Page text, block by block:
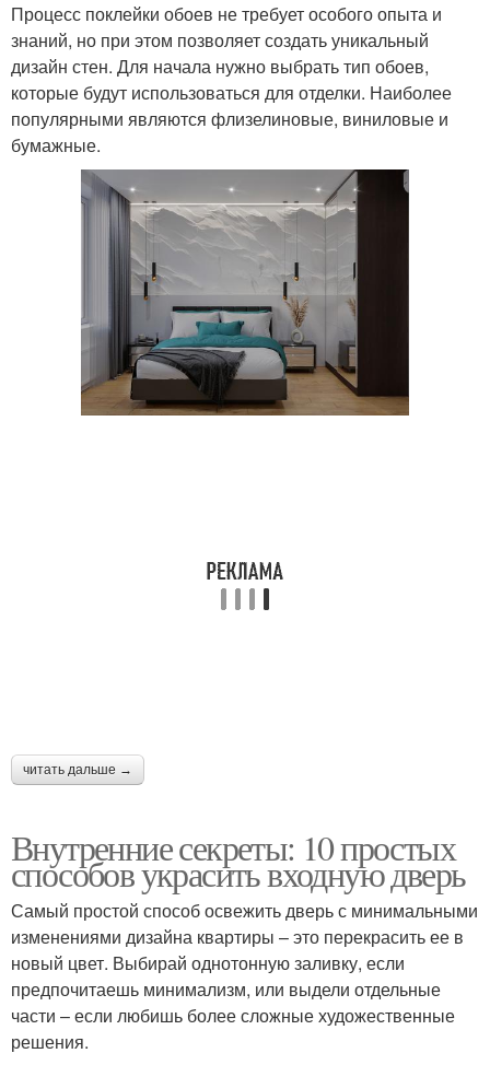
Процесс поклейки обоев не требует особого опыта и
знаний, но при этом позволяет создать уникальный
дизайн стен. Для начала нужно выбрать тип обоев,
которые будут использоваться для отделки. Наиболее
популярными являются флизелиновые, виниловые и
бумажные.
читать дальше →
Внутренние секреты: 10 простых
способов украсить входную дверь
Самый простой способ освежить дверь с минимальными
изменениями дизайна квартиры – это перекрасить ее в
новый цвет. Выбирай однотонную заливку, если
предпочитаешь минимализм, или выдели отдельные
части – если любишь более сложные художественные
решения.